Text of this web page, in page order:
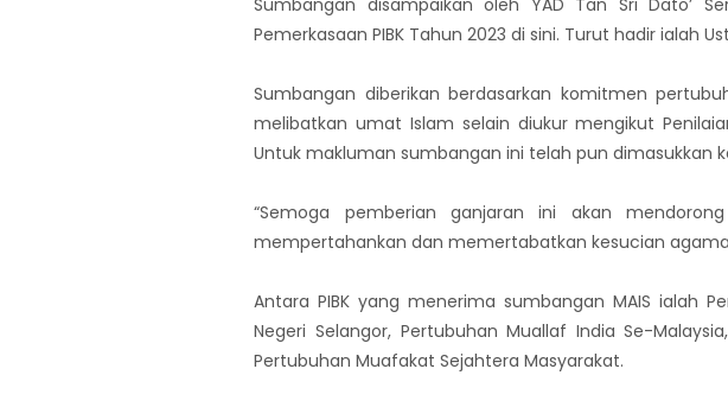
Sumbangan disampaikan oleh YAD Tan Sri Dato’
Pemerkasaan PIBK Tahun 2023 di sini. Turut hadir ialah
Sumbangan diberikan berdasarkan komitmen
melibatkan umat Islam selain diukur mengikut
Untuk makluman sumbangan ini telah pun dimasukkan
“Semoga pemberian ganjaran ini akan
mempertahankan dan memertabatkan kesucian agama
Antara PIBK yang menerima sumbangan MAIS ialah
Negeri Selangor, Pertubuhan Muallaf India Se-
Pertubuhan Muafakat Sejahtera Masyarakat.